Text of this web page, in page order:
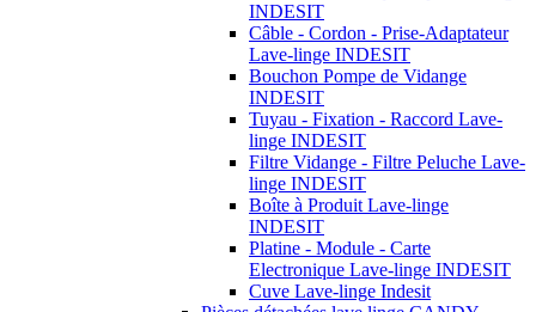
INDESIT
Câble - Cordon - Prise-Adaptateur
Lave-linge INDESIT
Bouchon Pompe de Vidange
INDESIT
Tuyau - Fixation - Raccord Lave-
linge INDESIT
Filtre Vidange - Filtre Peluche Lave-
linge INDESIT
Boîte à Produit Lave-linge
INDESIT
Platine - Module - Carte
Electronique Lave-linge INDESIT
Cuve Lave-linge Indesit